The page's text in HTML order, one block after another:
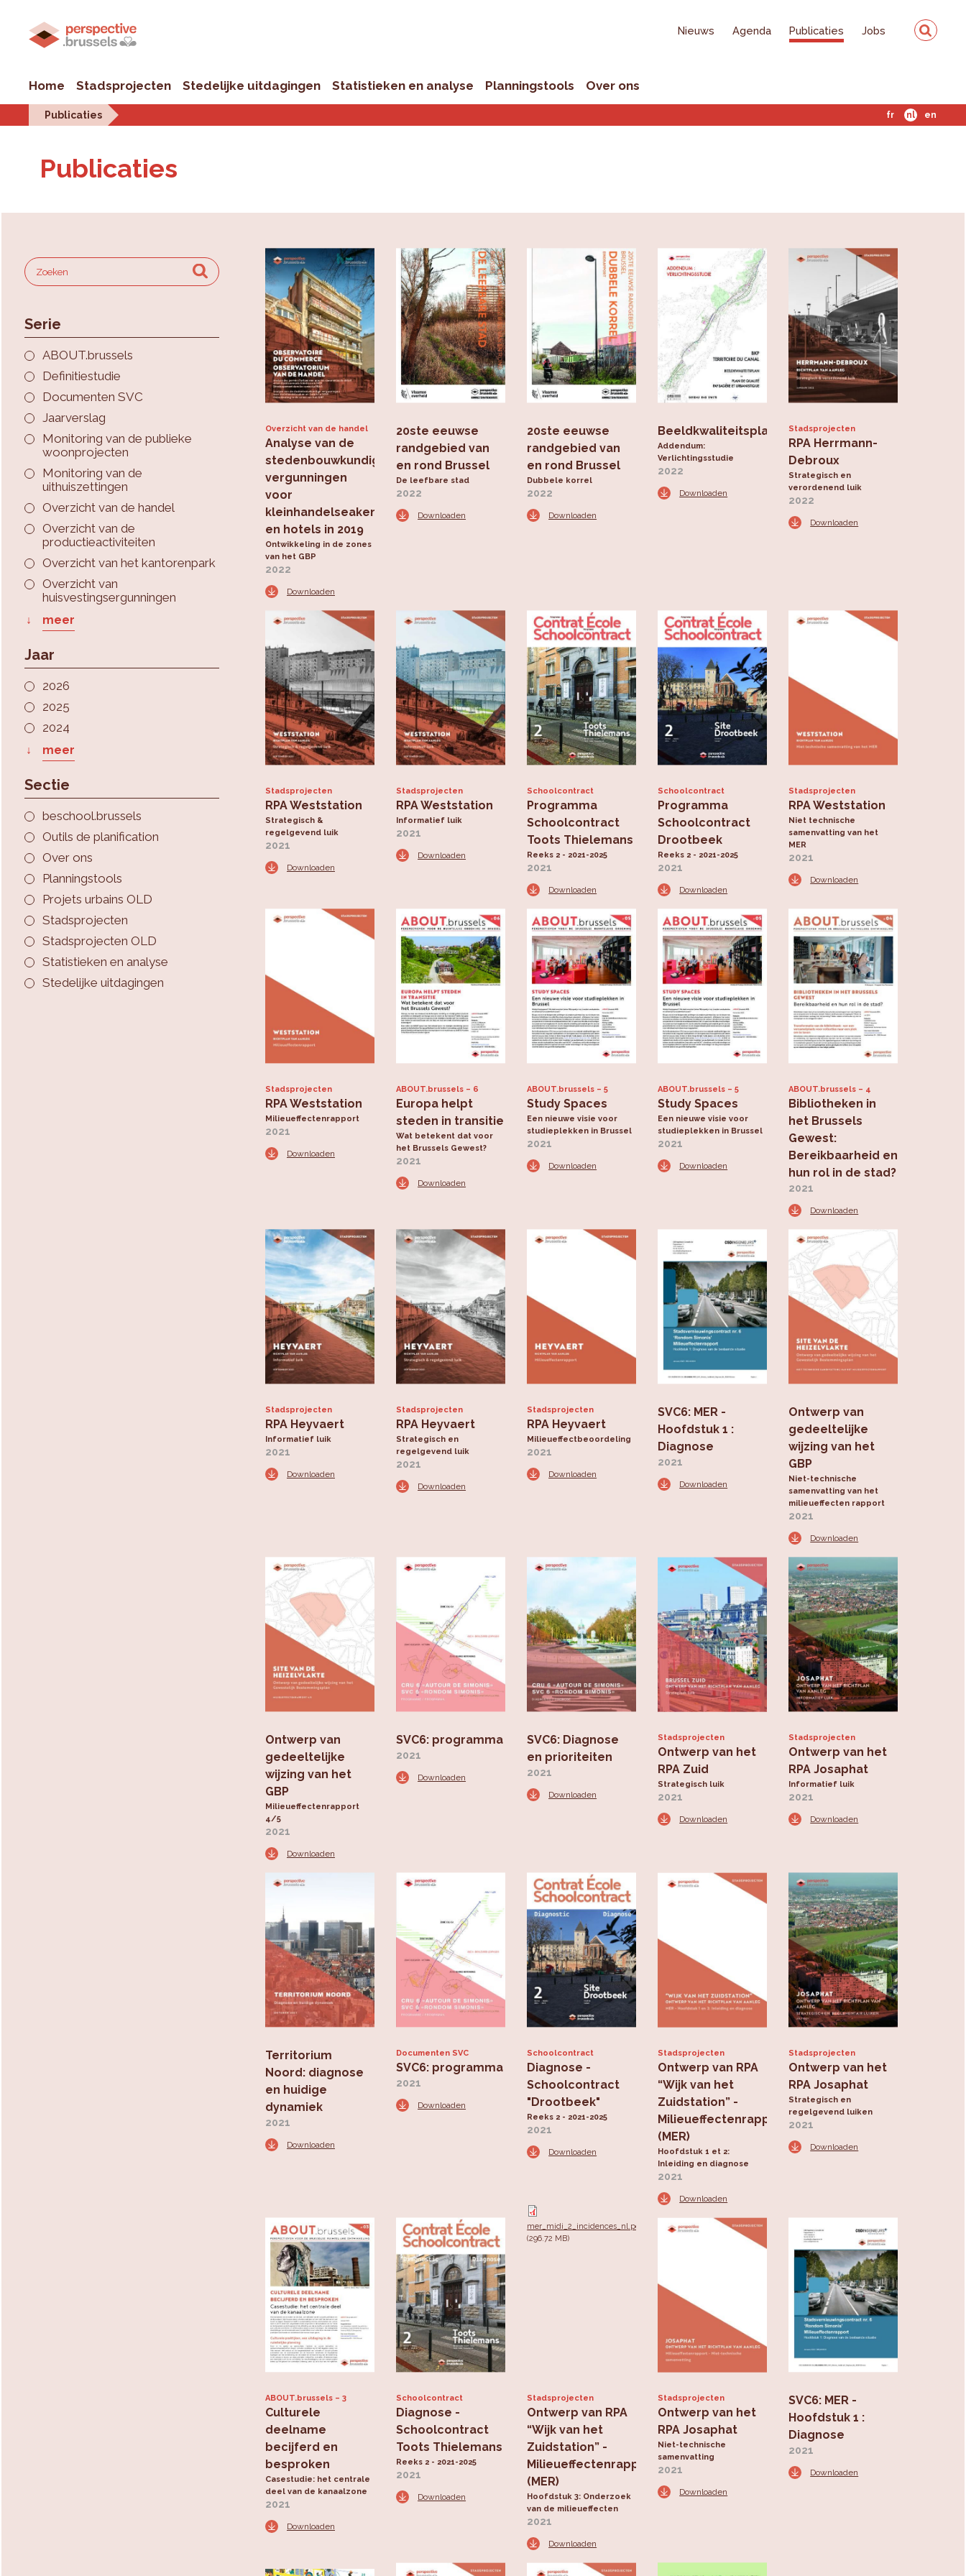
Nieuws Agenda Publicaties Jobs
Home Stadsprojecten Stedelijke uitdagingen Statistieken en analyse Planningstools Over ons
Publicaties fr nl en
Publicaties
Serie
ABOUT.brussels
Definitiestudie
Documenten SVC
Jaarverslag
Monitoring van de publieke
woonprojecten
Monitoring van de
uithuiszettingen
Overzicht van de handel
Overzicht van de
productieactiviteiten
Overzicht van het kantorenpark
Overzicht van
huisvestingsergunningen
meer
Jaar
2026
2025
2024
meer
Sectie
beschool.brussels
Outils de planification
Over ons
Planningstools
Projets urbains OLD
Stadsprojecten
Stadsprojecten OLD
Statistieken en analyse
Stedelijke uitdagingen
Overzicht van de handel
Analyse van de
stedenbouwkundige
vergunningen
voor
kleinhandelseaken
en hotels in 2019
Ontwikkeling in de zones
van het GBP
2022
Downloaden
20ste eeuwse
randgebied van
en rond Brussel
De leefbare stad
2022
Downloaden
20ste eeuwse
randgebied van
en rond Brussel
Dubbele korrel
2022
Downloaden
Beeldkwaliteitsplan
Addendum:
Verlichtingsstudie
2022
Downloaden
Stadsprojecten
RPA Herrmann-
Debroux
Strategisch en
verordenend luik
2022
Downloaden
Stadsprojecten
RPA Weststation
Strategisch &
regelgevend luik
2021
Downloaden
Stadsprojecten
RPA Weststation
Informatief luik
2021
Downloaden
Schoolcontract
Programma
Schoolcontract
Toots Thielemans
Reeks 2 - 2021-2025
2021
Downloaden
Schoolcontract
Programma
Schoolcontract
Drootbeek
Reeks 2 - 2021-2025
2021
Downloaden
Stadsprojecten
RPA Weststation
Niet technische
samenvatting van het
MER
2021
Downloaden
Stadsprojecten
RPA Weststation
Milieueffectenrapport
2021
Downloaden
ABOUT.brussels 6
Europa helpt
steden in transitie
Wat betekent dat voor
het Brussels Gewest?
2021
Downloaden
ABOUT.brussels 5
Study Spaces
Een nieuwe visie voor
studieplekken in Brussel
2021
Downloaden
ABOUT.brussels 5
Study Spaces
Een nieuwe visie voor
studieplekken in Brussel
2021
Downloaden
ABOUT.brussels 4
Bibliotheken in
het Brussels
Gewest:
Bereikbaarheid en
hun rol in de stad?
2021
Downloaden
Stadsprojecten
RPA Heyvaert
Informatief luik
2021
Downloaden
Stadsprojecten
RPA Heyvaert
Strategisch en
regelgevend luik
2021
Downloaden
Stadsprojecten
RPA Heyvaert
Milieueffectbeoordeling
2021
Downloaden
SVC6: MER -
Hoofdstuk 1 :
Diagnose
2021
Downloaden
Ontwerp van
gedeeltelijke
wijzing van het
GBP
Niet-technische
samenvatting van het
milieueffecten rapport
2021
Downloaden
Ontwerp van
gedeeltelijke
wijzing van het
GBP
Milieueffectenrapport
4/5
2021
Downloaden
SVC6: programma
2021
Downloaden
SVC6: Diagnose
en prioriteiten
2021
Downloaden
Stadsprojecten
Ontwerp van het
RPA Zuid
Strategisch luik
2021
Downloaden
Stadsprojecten
Ontwerp van het
RPA Josaphat
Informatief luik
2021
Downloaden
Territorium
Noord: diagnose
en huidige
dynamiek
2021
Downloaden
Documenten SVC
SVC6: programma
2021
Downloaden
Schoolcontract
Diagnose -
Schoolcontract
"Drootbeek"
Reeks 2 - 2021-2025
2021
Downloaden
Stadsprojecten
Ontwerp van RPA
“Wijk van het
Zuidstation” -
Milieueffectenrapport
(MER)
Hoofdstuk 1 et 2:
Inleiding en diagnose
2021
Downloaden
Stadsprojecten
Ontwerp van het
RPA Josaphat
Strategisch en
regelgevend luiken
2021
Downloaden
ABOUT.brussels 3
Culturele
deelname
becijferd en
besproken
Casestudie: het centrale
deel van de kanaalzone
2021
Downloaden
Schoolcontract
Diagnose -
Schoolcontract
Toots Thielemans
Reeks 2 - 2021-2025
2021
Downloaden
mer_midi_2_incidences_nl.pdf
(296.72 MB)
Stadsprojecten
Ontwerp van RPA
“Wijk van het
Zuidstation” -
Milieueffectenrapport
(MER)
Hoofdstuk 3: Onderzoek
van de milieueffecten
2021
Downloaden
Stadsprojecten
Ontwerp van het
RPA Josaphat
Niet-technische
samenvatting
2021
Downloaden
SVC6: MER -
Hoofdstuk 1 :
Diagnose
2021
Downloaden